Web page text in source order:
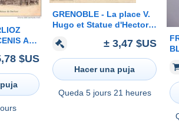
A
$US
GRENOBLE - La place V.
Hugo et Statue d'Hector
± 3,47 $US
Hacer una puja
Queda 5 jours 21 heures
BLOC
D